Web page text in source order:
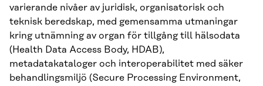
varierande nivåer av juridisk, organisatorisk och
teknisk beredskap, med gemensamma utmaningar
kring utnämning av organ för tillgång till hälsodata
(Health Data Access Body, HDAB),
metadatakataloger och interoperabilitet med säker
behandlingsmiljö (Secure Processing Environment,